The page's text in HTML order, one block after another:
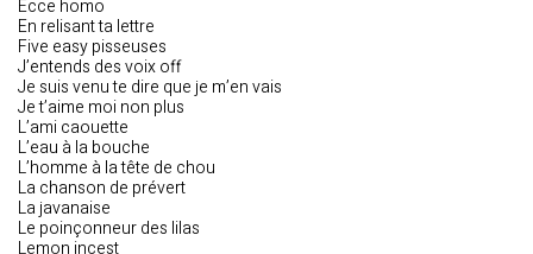
Ecce homo
En relisant ta lettre
Five easy pisseuses
J’entends des voix off
Je suis venu te dire que je m’en vais
Je t’aime moi non plus
L’ami caouette
L’eau à la bouche
L’homme à la tête de chou
La chanson de prévert
La javanaise
Le poinçonneur des lilas
Lemon incest